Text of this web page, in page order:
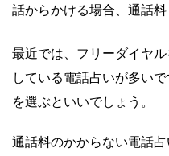
話からかける場合、通話
最近では、フリーダイヤ
している電話占いが多い
を選ぶといいでしょう。
通話料のかからない電話